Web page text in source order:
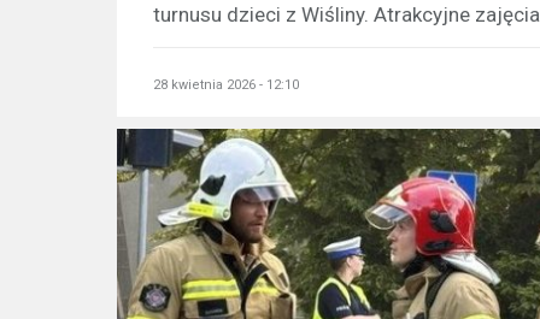
turnusu dzieci z Wiśliny. Atrakcyjne
28 kwietnia 2026 - 12:10